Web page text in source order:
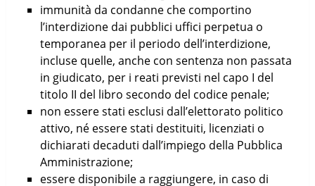
immunità da condanne che comportino
l’interdizione dai pubblici uffici perpetua o
temporanea per il periodo dell’interdizione,
incluse quelle, anche con sentenza non passata
in giudicato, per i reati previsti nel capo I del
titolo II del libro secondo del codice penale;
non essere stati esclusi dall’elettorato politico
attivo, né essere stati destituiti, licenziati o
dichiarati decaduti dall’impiego della Pubblica
Amministrazione;
essere disponibile a raggiungere, in caso di